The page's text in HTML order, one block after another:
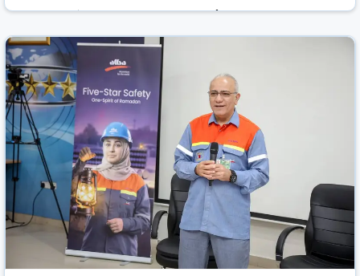
بنك البحرين للتنمية يُسجل زيادة بنسبة 16% في
صافي الربح العائد للمُلاك خلال العام 2025